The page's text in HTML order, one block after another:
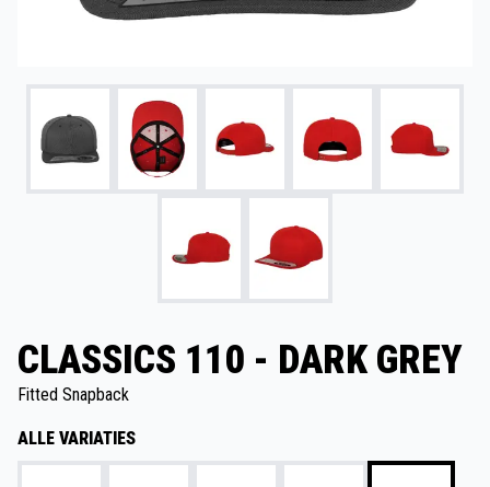
CLASSICS 110 - DARK GREY
Fitted Snapback
ALLE VARIATIES